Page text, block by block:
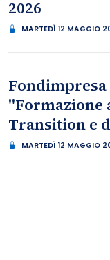
2026
MARTEDÌ 12 MAGGIO
Fondimpresa
"Formazione
Transition e
MARTEDÌ 12 MAGGIO